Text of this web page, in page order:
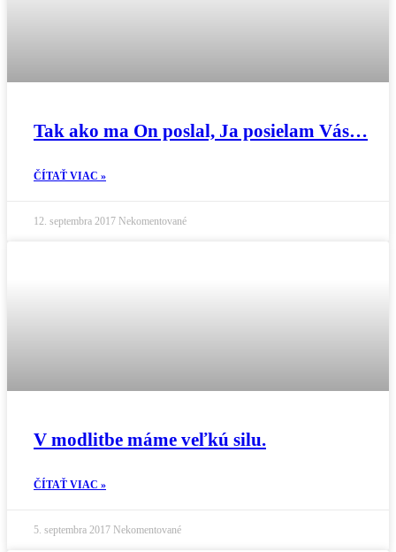
Tak ako ma On poslal, Ja posielam Vás…
ČÍTAŤ VIAC »
12. septembra 2017 Nekomentované
V modlitbe máme veľkú silu.
ČÍTAŤ VIAC »
5. septembra 2017 Nekomentované